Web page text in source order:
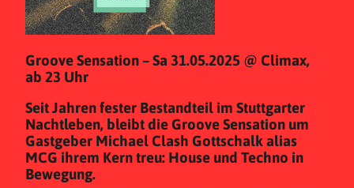
Groove Sensation – Sa 31.05.2025 @ Climax,
ab 23 Uhr
Seit Jahren fester Bestandteil im Stuttgarter
Nachtleben, bleibt die Groove Sensation um
Gastgeber Michael Clash Gottschalk alias
MCG ihrem Kern treu: House und Techno in
Bewegung.